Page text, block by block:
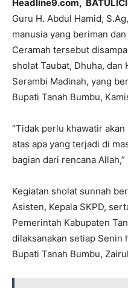
Headline9.com,
Guru H. Abdul Hamid,
manusia yang beriman
Ceramah tersebut
sholat Taubat, Dhuha, dan
Serambi Madinah, yang
Bupati Tanah Bumbu,
“Tidak perlu khawatir
atas apa yang terjadi di
bagian dari rencana Allah,”
Kegiatan sholat sunnah
Asisten, Kepala SKPD,
Pemerintah Kabupaten
dilaksanakan setiap Senin
Bupati Tanah Bumbu,